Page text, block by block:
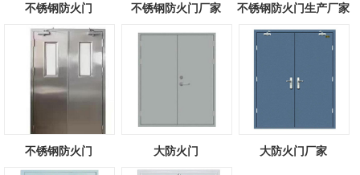
不锈钢防火门 不锈钢防火门厂家 不锈钢防火门生产厂家
不锈钢防火门 大防火门 大防火门厂家